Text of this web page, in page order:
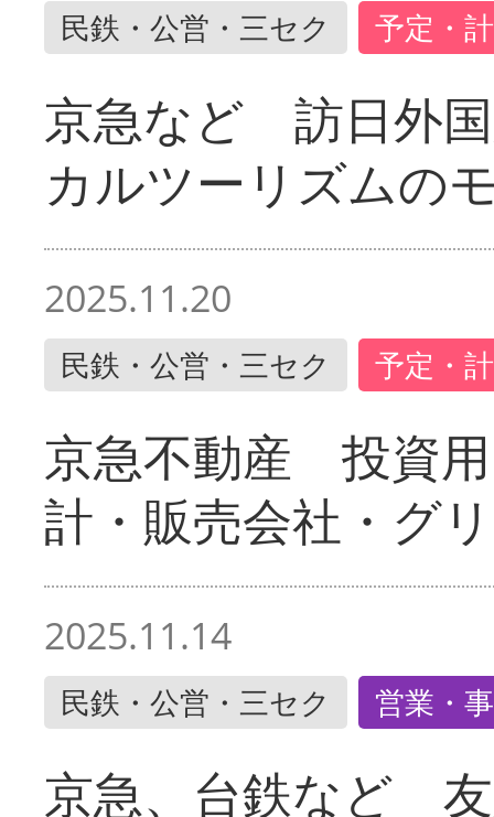
民鉄・公営・三セク 予定・
京急など 訪日外
カルツーリズムの
2025.11.20
民鉄・公営・三セク 予定・
京急不動産 投資
計・販売会社・グ
2025.11.14
民鉄・公営・三セク 営業・
京急、台鉄など